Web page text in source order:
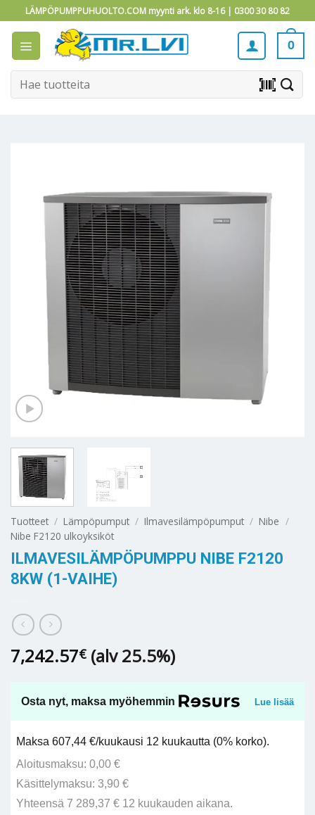
to
content
LÄMPÖPUMPPUHUOLTO.COM myynti ark. klo 8-16 | 0300 30 80 82
0
Etsi: barcode_scanner
Tuotteet / Lämpöpumput / Ilmavesilämpöpumput / Nibe /
Nibe F2120 ulkoyksiköt
ILMAVESILÄMPÖPUMPPU NIBE F2120
8KW (1-VAIHE)
7,242.57€ (alv 25.5%)
Osta nyt, maksa myöhemmin Lue lisää
Maksa 607,44 €/kuukausi 12 kuukautta (0% korko).
Aloitusmaksu: 0,00 €
Käsittelymaksu: 3,90 €
Yhteensä 7 289,37 € 12 kuukauden aikana.